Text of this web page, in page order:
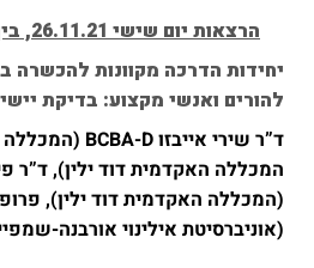
הרצאות יום שישי 26.11.21, בין השעות 8:00-13:45
יחידות הדרכה מקוונות להכשרה
להורים ואנשי מקצוע: בדיקת
ד”ר שירי אייבזוBCBA-D (המכללה
המכללה האקדמית דוד ילין), ד”ר
(אוניברסיטת אילינוי אורבנה-